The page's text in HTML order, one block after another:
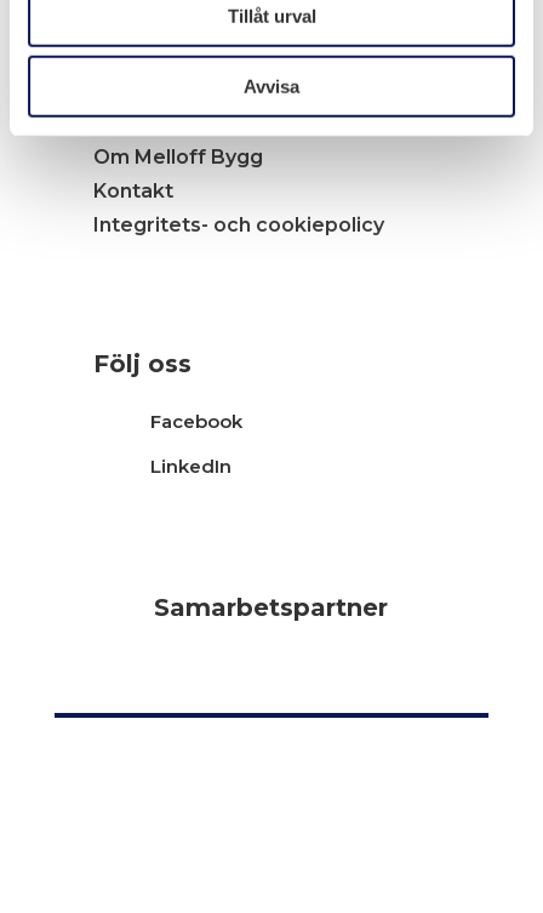
Tillåt urval
Avvisa
Arbete i elkraftsmiljö
Arbete i industriprojekt
Nyheter
Om Melloff Bygg
Kontakt
Integritets- och cookiepolicy
Följ oss
Facebook
LinkedIn
Samarbetspartner